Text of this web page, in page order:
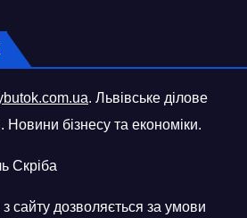
. Львівське ділове
бізнесу та економіки.
Скріба
сайту дозволяється за умови